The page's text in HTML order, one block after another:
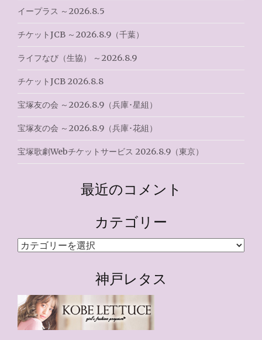
イープラス ～2026.8.5
チケットJCB ～2026.8.9（千葉）
ライフなび（生協） ～2026.8.9
チケットJCB 2026.8.8
宝塚友の会 ～2026.8.9（兵庫･星組）
宝塚友の会 ～2026.8.9（兵庫･花組）
宝塚歌劇Webチケットサービス 2026.8.9（東京）
最近のコメント
カテゴリー
カ
ー
神戸レタス